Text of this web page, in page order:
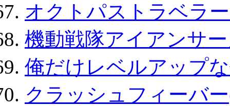
オクトパストラベラ
機動戦隊アイアンサ
俺だけレベルアップ
クラッシュフィーバ